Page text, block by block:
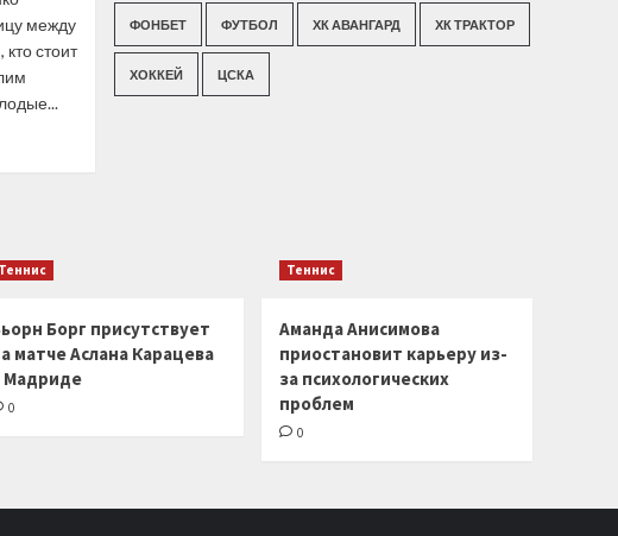
между
стоит
ФОНБЕТ ФУТБОЛ ХК АВАНГАРД ХК ТРАКТОР
ХОККЕЙ ЦСКА
Теннис
Борг присутствует
матче Аслана Карацева
Мадриде
0
Теннис
Аманда Анисимова
приостановит карьеру из-
за психологических
проблем
0